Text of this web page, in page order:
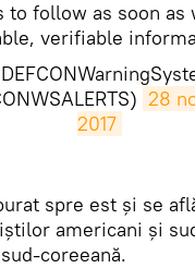
to follow as soon as
verifiable
28
2017
spre est și se
americani și
coreeană.